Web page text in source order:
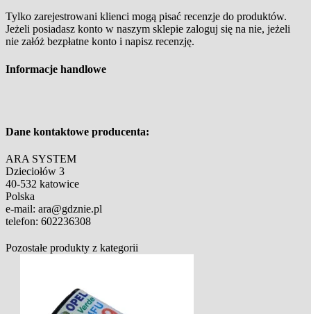
Tylko zarejestrowani klienci mogą pisać recenzje do produktów.
Jeżeli posiadasz konto w naszym sklepie zaloguj się na nie, jeżeli
nie załóż bezpłatne konto i napisz recenzję.
Informacje handlowe
Dane kontaktowe producenta:
ARA SYSTEM
Dzieciołów 3
40-532 katowice
Polska
e-mail: ara@gdznie.pl
telefon: 602236308
Pozostałe produkty z kategorii